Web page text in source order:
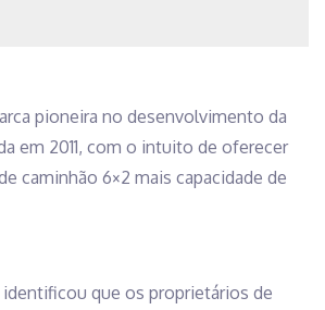
pioneira no desenvolvimento da
em 2011, com o intuito de oferecer
caminhão 6×2 mais capacidade de
que os proprietários de